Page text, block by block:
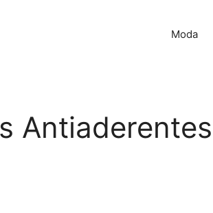
Moda
Antiaderentes